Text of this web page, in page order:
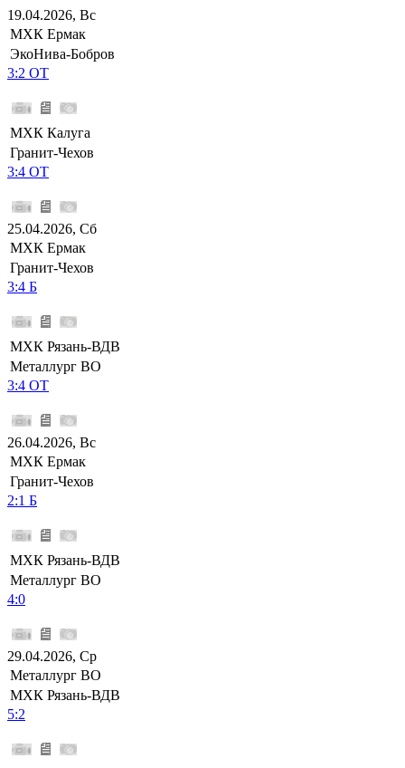
19.04.2026, Вс
МХК Ермак
ЭкоНива-Бобров
3:2 ОТ
МХК Калуга
Гранит-Чехов
3:4 ОТ
25.04.2026, Сб
МХК Ермак
Гранит-Чехов
3:4 Б
МХК Рязань-ВДВ
Металлург ВО
3:4 ОТ
26.04.2026, Вс
МХК Ермак
Гранит-Чехов
2:1 Б
МХК Рязань-ВДВ
Металлург ВО
4:0
29.04.2026, Ср
Металлург ВО
МХК Рязань-ВДВ
5:2